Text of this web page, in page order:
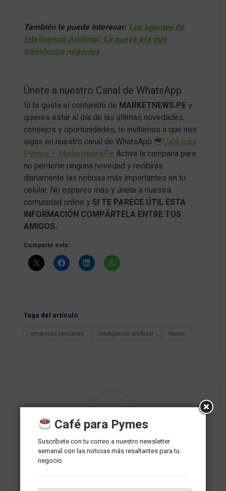
También te puede interesar:Los agentes de
Inteligencia Artificial: La nueva era que
transforma negocios
Únete a nuestro Canal de WhatsApp
Si te gusta el contenido de MARKETNEWS.PE y
quieres estar al día de las últimas novedades,
consejos y oportunidades, te invitamos a que nos
sigas en nuestro canal de WhatsApp
Café para
Pymes – MarketNewsPeActiva la campana para
no perderte ninguna novedad y recibirás
diariamente las noticias más importantes en tu
celular. No esperes más y únete a nuestra
comunidad online y SI TE PARECE ÚTIL ESTA
INFORMACIÓN COMPÁRTELA ENTRE TUS
AMIGOS.
Comparte esto:
Tags del artículo
empresas peruanas inteligencia artificial Rextie
Redaccion MarketNews
Somos un medio de comunicación peruano cuyo objetivo es
brindar una selección de contenidos relevantes sobre
Café para Pymes
Suscríbete con tu correo a nuestro newsletter
semanal con las noticias más resaltantes para tu
negocio.